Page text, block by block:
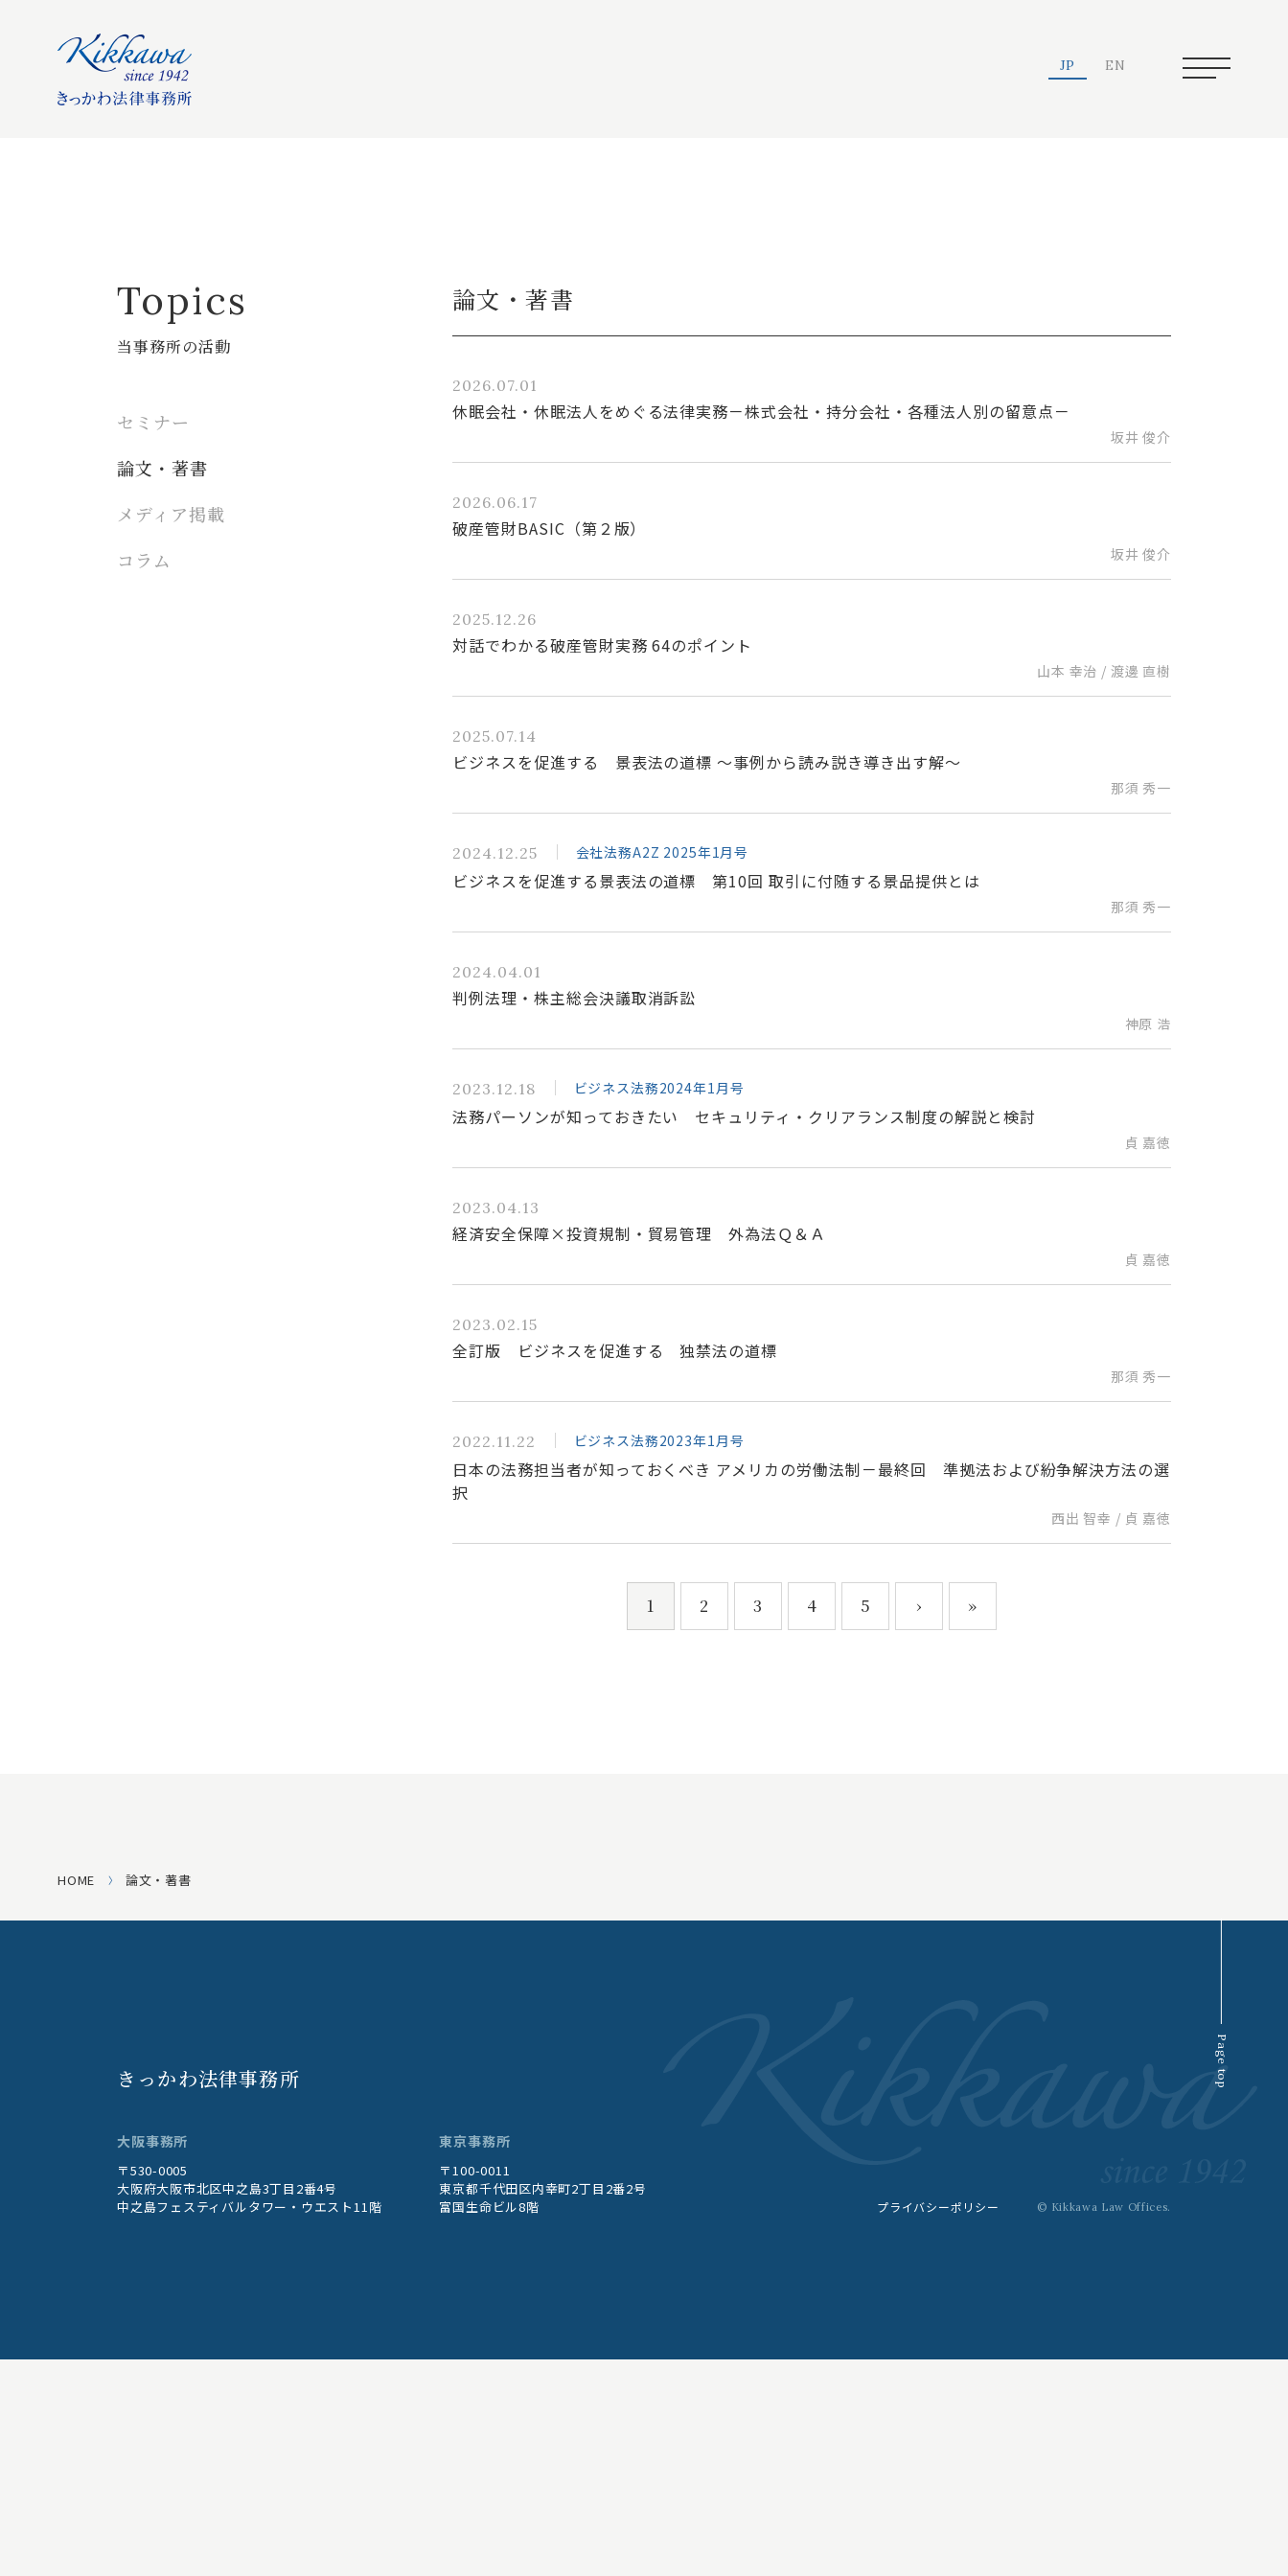
JP EN
Topics
当事務所の活動
セミナー
論文・著書
メディア掲載
コラム
論文・著書
2026.07.01
休眠会社・休眠法人をめぐる法律実務－株式会社・持分会社・各種法人別の留意点－
坂井 俊介
2026.06.17
破産管財BASIC（第２版）
坂井 俊介
2025.12.26
対話でわかる破産管財実務 64のポイント
山本 幸治 / 渡邊 直樹
2025.07.14
ビジネスを促進する 景表法の道標 ～事例から読み説き導き出す解～
那須 秀一
2024.12.25 会社法務A2Z 2025年1月号
ビジネスを促進する景表法の道標 第10回 取引に付随する景品提供とは
那須 秀一
2024.04.01
判例法理・株主総会決議取消訴訟
神原 浩
2023.12.18 ビジネス法務2024年1月号
法務パーソンが知っておきたい セキュリティ・クリアランス制度の解説と検討
貞 嘉徳
2023.04.13
経済安全保障×投資規制・貿易管理 外為法Ｑ＆Ａ
貞 嘉徳
2023.02.15
全訂版 ビジネスを促進する 独禁法の道標
那須 秀一
2022.11.22 ビジネス法務2023年1月号
日本の法務担当者が知っておくべき アメリカの労働法制－最終回 準拠法および紛争解決方法の選
択
西出 智幸 / 貞 嘉徳
1 2 3 4 5 › »
HOME 論文・著書
Page top
きっかわ法律事務所
大阪事務所
〒530-0005
大阪府大阪市北区中之島3丁目2番4号
中之島フェスティバルタワー・ウエスト11階
東京事務所
〒100-0011
東京都千代田区内幸町2丁目2番2号
富国生命ビル8階
プライバシーポリシー © Kikkawa Law Offices.